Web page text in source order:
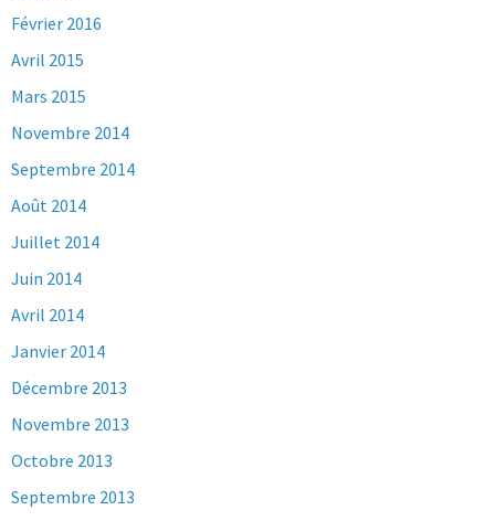
Février 2016
Avril 2015
Mars 2015
Novembre 2014
Septembre 2014
Août 2014
Juillet 2014
Juin 2014
Avril 2014
Janvier 2014
Décembre 2013
Novembre 2013
Octobre 2013
Septembre 2013